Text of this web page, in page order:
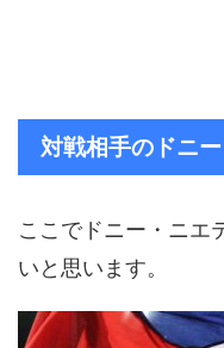
対戦相手のドニ
ここでドニー・ニエ
いと思います。